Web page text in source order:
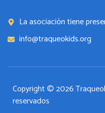
La asociación tiene
info@traqueokids.org
Copyright © 2026
reservados